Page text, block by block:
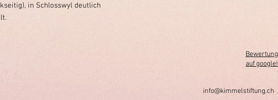
in Schlosswyl deutlich
Bewertung
auf google!
info@kimmelstiftung.ch